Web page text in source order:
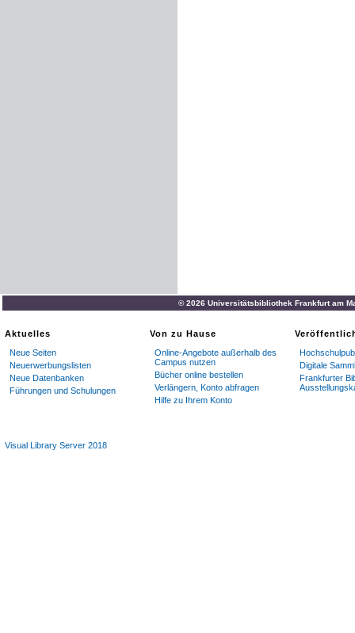
© 2026 Universitätsbibliothek Frankfurt am
Aktuelles
Neue Seiten
Neuerwerbungslisten
Neue Datenbanken
Führungen und Schulungen
Von zu Hause
Online-Angebote außerhalb des
Campus nutzen
Bücher online bestellen
Verlängern, Konto abfragen
Hilfe zu Ihrem Konto
Digitale
Frankfurter
Visual Library Server 2018